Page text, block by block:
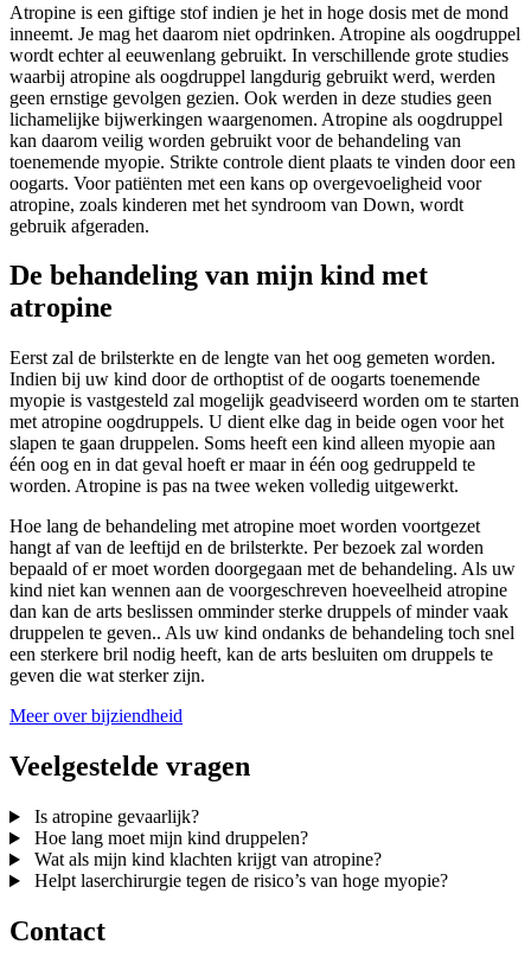
Atropine is een giftige stof indien je het in hoge dosis met de mond
inneemt. Je mag het daarom niet opdrinken. Atropine als oogdruppel
wordt echter al eeuwenlang gebruikt. In verschillende grote studies
waarbij atropine als oogdruppel langdurig gebruikt werd, werden
geen ernstige gevolgen gezien. Ook werden in deze studies geen
lichamelijke bijwerkingen waargenomen. Atropine als oogdruppel
kan daarom veilig worden gebruikt voor de behandeling van
toenemende myopie. Strikte controle dient plaats te vinden door een
oogarts. Voor patiënten met een kans op overgevoeligheid voor
atropine, zoals kinderen met het syndroom van Down, wordt
gebruik afgeraden.
De behandeling van mijn kind met
atropine
Eerst zal de brilsterkte en de lengte van het oog gemeten worden.
Indien bij uw kind door de orthoptist of de oogarts toenemende
myopie is vastgesteld zal mogelijk geadviseerd worden om te starten
met atropine oogdruppels. U dient elke dag in beide ogen voor het
slapen te gaan druppelen. Soms heeft een kind alleen myopie aan
één oog en in dat geval hoeft er maar in één oog gedruppeld te
worden. Atropine is pas na twee weken volledig uitgewerkt.
Hoe lang de behandeling met atropine moet worden voortgezet
hangt af van de leeftijd en de brilsterkte. Per bezoek zal worden
bepaald of er moet worden doorgegaan met de behandeling. Als uw
kind niet kan wennen aan de voorgeschreven hoeveelheid atropine
dan kan de arts beslissen omminder sterke druppels of minder vaak
druppelen te geven.. Als uw kind ondanks de behandeling toch snel
een sterkere bril nodig heeft, kan de arts besluiten om druppels te
geven die wat sterker zijn.
Meer over bijziendheid
Veelgestelde vragen
Is atropine gevaarlijk?
Hoe lang moet mijn kind druppelen?
Wat als mijn kind klachten krijgt van atropine?
Helpt laserchirurgie tegen de risico’s van hoge myopie?
Contact